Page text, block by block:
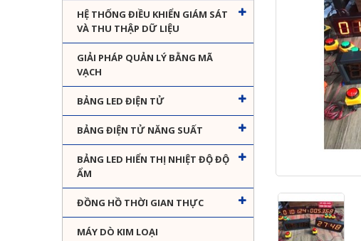
HỆ THỐNG ĐIỀU KHIỂN GIÁM SÁT
VÀ THU THẬP DỮ LIỆU
GIẢI PHÁP QUẢN LÝ BẰNG MÃ
VẠCH
BẢNG LED ĐIỆN TỬ
BẢNG ĐIỆN TỬ NĂNG SUẤT
BẢNG LED HIỂN THỊ NHIỆT ĐỘ ĐỘ
ẨM
ĐỒNG HỒ THỜI GIAN THỰC
MÁY DÒ KIM LOẠI